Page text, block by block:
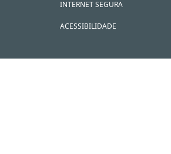
INTERNET SEGURA
ACESSIBILIDADE